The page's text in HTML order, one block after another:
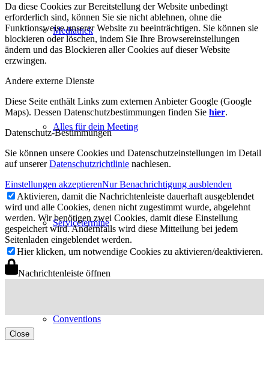
Mediathek
Alles für dein Meeting
Servicetermine
Conventions
Da diese Cookies zur Bereitstellung der Website unbedingt
erforderlich sind, können Sie sie nicht ablehnen, ohne die
Funktionsweise unserer Website zu beeinträchtigen. Sie können sie
blockieren oder löschen, indem Sie Ihre Browsereinstellungen
ändern und das Blockieren aller Cookies auf dieser Website
erzwingen.
Andere externe Dienste
Diese Seite enthält Links zum externen Anbieter Google (Google
Maps). Dessen Datenschutzbestimmungen finden Sie hier.
Datenschutz-Bestimmungen
Sie können unsere Cookies und Datenschutzeinstellungen im Detail
auf unsererDatenschutzrichtlinie nachlesen.
Einstellungen akzeptierenNur Benachrichtigung ausblenden
Aktivieren, damit die Nachrichtenleiste dauerhaft ausgeblendet
wird und alle Cookies, denen nicht zugestimmt wurde, abgelehnt
werden. Wir benötigen zwei Cookies, damit diese Einstellung
gespeichert wird. Andernfalls wird diese Mitteilung bei jedem
Seitenladen eingeblendet werden.
Hier klicken, um notwendige Cookies zu aktivieren/deaktivieren.
Nachrichtenleiste öffnen
Close